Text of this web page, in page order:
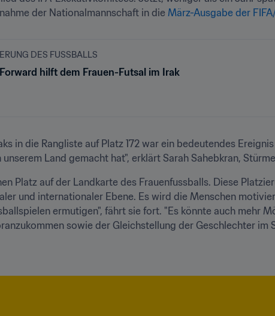
der Nationalmannschaft in die März-Ausgabe der
DES FUSSBALLS
Forward hilft dem Frauen-Futsal im Irak
in die Rangliste auf Platz 172 war ein bedeutendes
Land gemacht hat", erklärt Sarah Sahebkran,
Platz auf der Landkarte des Frauenfussballs. Diese
und internationaler Ebene. Es wird die Menschen
ermutigen", fährt sie fort. "Es könnte auch mehr
sowie der Gleichstellung der Geschlechter im